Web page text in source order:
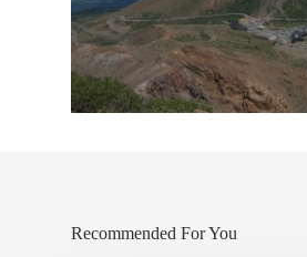
Recommended For You